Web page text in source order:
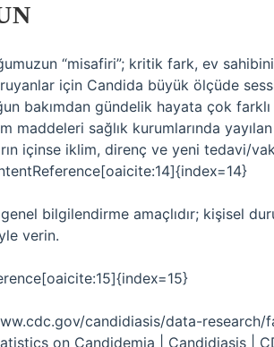
“misafiri”; kritik fark, ev
için Candida büyük ölçüde
bakımdan gündelik hayata çok
maddeleri sağlık kurumlarında
içinse iklim, direnç ve yeni tedavi/
genel bilgilendirme amaçlıdır; kişisel
verin.
candidiasis/data-
on Candidemia | Candidiasis |